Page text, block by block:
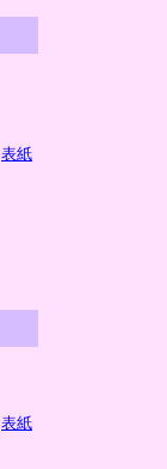
表紙
表紙